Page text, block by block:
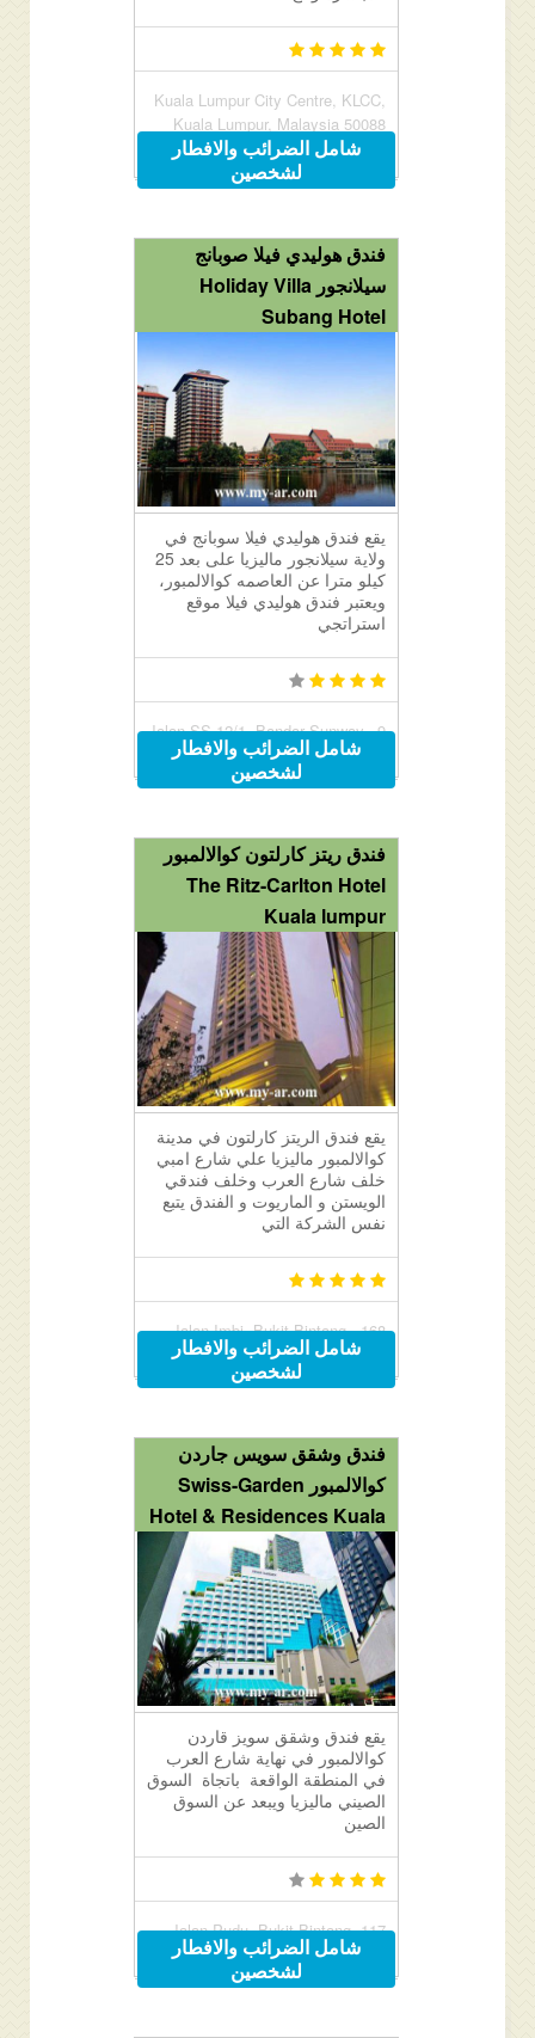
Kuala Lumpur City Centre, KLCC,
Kuala Lumpur, Malaysia 50088
شامل الضرائب والافطار
لشخصين
فندق هوليدي فيلا صوبانج
سيلانجور Holiday Villa
Subang Hotel
يقع فندق هوليدي فيلا سوبانج في
ولاية سيلانجور ماليزيا على بعد 25
كيلو مترا عن العاصمه كوالالمبور،
ويعتبر فندق هوليدي فيلا موقع
استراتجي
9, Jalan SS 12/1, Bandar Sunway,
Kuala Lumpur, Malaysia 47500
شامل الضرائب والافطار
لشخصين
فندق ريتز كارلتون كوالالمبور
The Ritz-Carlton Hotel
Kuala lumpur
يقع فندق الريتز كارلتون في مدينة
كوالالمبور ماليزيا علي شارع امبي
خلف شارع العرب وخلف فندقي
الويستن و الماريوت و الفندق يتبع
نفس الشركة التي
168, Jalan Imbi, Bukit Bintang,
Kuala Lumpur, Malaysia 55100
شامل الضرائب والافطار
لشخصين
فندق وشقق سويس جاردن
كوالالمبور Swiss-Garden
Hotel & Residences Kuala
يقع فندق وشقق سويز قاردن
كوالالمبور في نهاية شارع العرب
في المنطقة الواقعة باتجاة السوق
الصيني ماليزيا ويبعد عن السوق
الصين
117 Jalan Pudu, Bukit Bintang,
Kuala Lumpur, Malaysia
شامل الضرائب والافطار
لشخصين